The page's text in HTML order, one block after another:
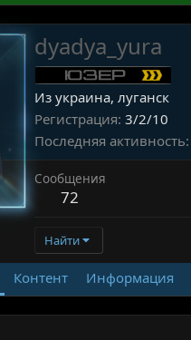
dyadya_yura
Из украина, луганск
Регистрация 3/2/10
Последняя активность
Сообщения
72
Найти
Контент Информация